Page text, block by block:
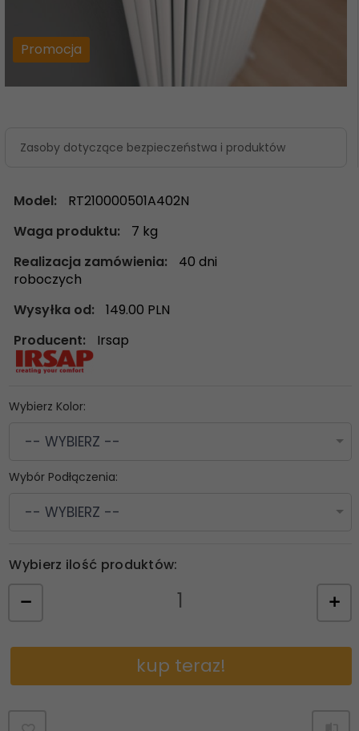
Promocja
Zasoby dotyczące bezpieczeństwa i produktów
Model:
RT210000501A402N
Waga produktu:
7 kg
Realizacja zamówienia:
40 dni
roboczych
Wysyłka od:
149.00 PLN
Producent:
Irsap
Wybierz Kolor:
-- WYBIERZ --
Wybór Podłączenia:
-- WYBIERZ --
Wybierz ilość produktów:
kup teraz!